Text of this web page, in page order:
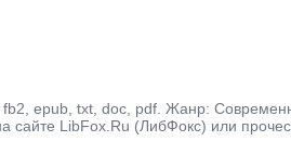
fb2, epub, txt, doc, pdf. Жанр:
сайте LibFox.Ru (ЛибФокс) или